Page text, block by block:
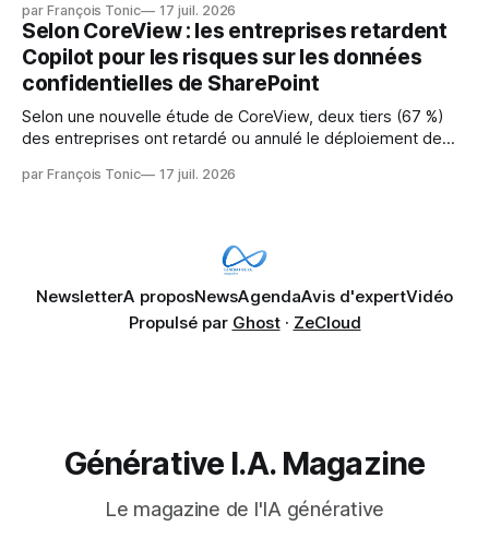
pression sur les usages et l'investissement. Cette pression
révèle un écart entre l'ambition et la préparation.
par François Tonic 17 juil. 2026
Selon CoreView : les entreprises retardent
Copilot pour les risques sur les données
confidentielles de SharePoint
Selon une nouvelle étude de CoreView, deux tiers (67 %)
des entreprises ont retardé ou annulé le déploiement de
données confidentielles de SharePoint. Les trois quarts (75
par François Tonic 17 juil. 2026
NewsletterA proposNewsAgendaAvis d'expertVidéo
Propulsé par Ghost· ZeCloud
Générative I.A. Magazine
Le magazine de l'IA générative